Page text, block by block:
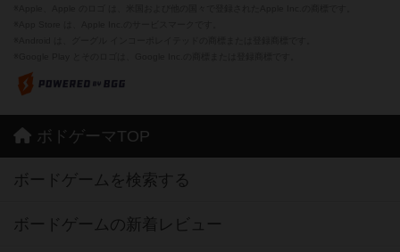
ボドゲーマTOP
ボードゲームを検索する
ボードゲームの新着レビュー